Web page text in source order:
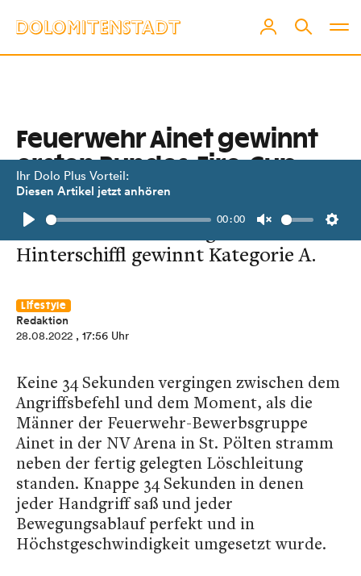
Ihr Dolo Plus Vorteil:
Diesen Artikel jetzt anhören
Play
00:00
Unmute
Feuerwehr Ainet gewinnt
ersten Bundes-Fire-Cup
Fehlerfreie Bestzeit von 33,96
Sekunden in der Kategorie B.
Hinterschiffl gewinnt Kategorie A.
Lifestyle
Redaktion
28.08.2022 , 17:56 Uhr
Keine 34 Sekunden vergingen zwischen dem
Angriffsbefehl und dem Moment, als die
Männer der Feuerwehr-Bewerbsgruppe
Ainet in der NV Arena in St. Pölten stramm
neben der fertig gelegten Löschleitung
standen. Knappe 34 Sekunden in denen
jeder Handgriff saß und jeder
Bewegungsablauf perfekt und in
Höchstgeschwindigkeit umgesetzt wurde.